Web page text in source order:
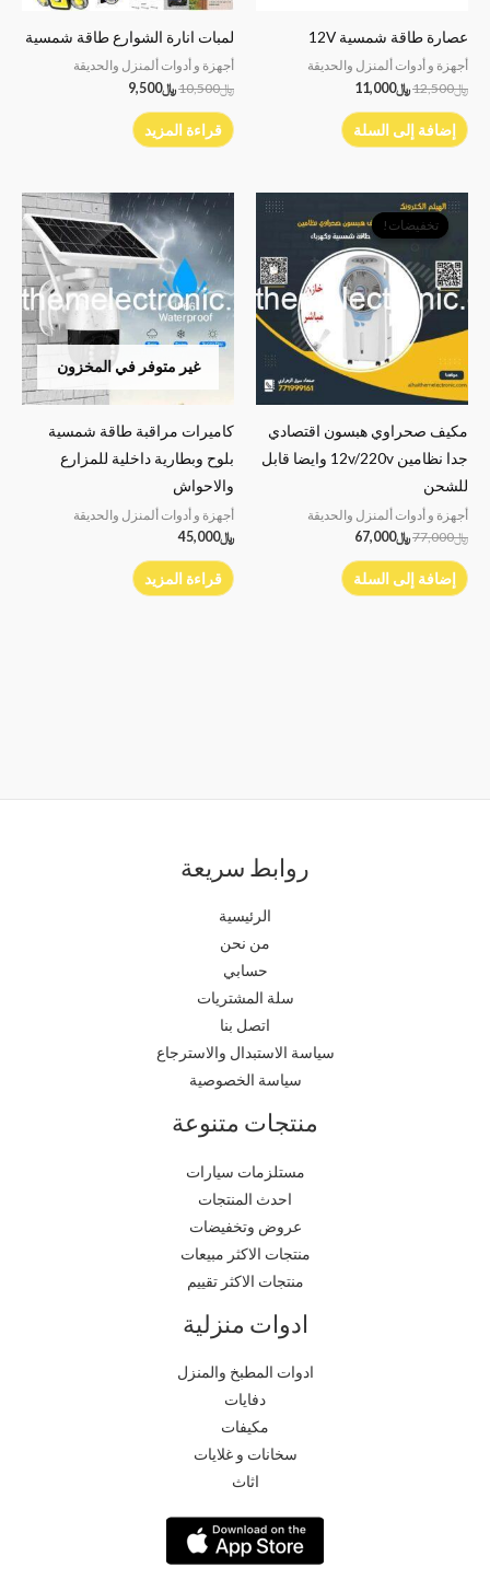
عصارة طاقة شمسية 12V
أجهزة و أدوات ألمنزل والحديقة
﷼12,500﷼11,000
إضافة إلى السلة
لمبات انارة الشوارع طاقة شمسية
أجهزة و أدوات ألمنزل والحديقة
﷼10,500﷼9,500
قراءة المزيد
تخفيضات!
تخفيضات!
مكيف صحراوي هبسون اقتصادي
جدا نظامين 12v/220v وايضا قابل
للشحن
أجهزة و أدوات ألمنزل والحديقة
﷼77,000
السعر
الأصلي
هو:
﷼67,000
الحالي
هو:
﷼67,000.
إضافة إلى السلة
غير متوفر في المخزون
كاميرات مراقبة طاقة شمسية
بلوح وبطارية داخلية للمزارع
والاحواش
أجهزة و أدوات ألمنزل والحديقة
﷼45,000
قراءة المزيد
روابط سريعة
الرئيسية
من نحن
حسابي
سلة المشتريات
اتصل بنا
سياسة الاستبدال والاسترجاع
سياسة الخصوصية
منتجات متنوعة
مستلزمات سيارات
احدث المنتجات
عروض وتخفيضات
منتجات الاكثر مبيعات
منتجات الاكثر تقييم
ادوات منزلية
ادوات المطبخ والمنزل
دفايات
مكيفات
سخانات و غلايات
اثاث